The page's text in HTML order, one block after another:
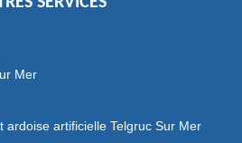
Mer
ardoise artificielle Telgruc Sur Mer